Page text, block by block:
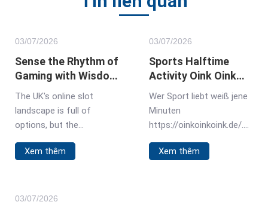
03/07/2026
Sense the Rhythm of
Gaming with Wisdom
of Athena Slot in UK
The UK's online slot
landscape is full of
options, but the
creates its own space.
you into a world of
Xem thêm
03/07/2026
Sports Halftime
Activity Oink Oink
Oink Slot During
Breaks in Germany
Wer Sport liebt weiß jene
Minuten
https://oinkoinkoink.de/.
herunter, und man ist auf
Xem thêm
03/07/2026